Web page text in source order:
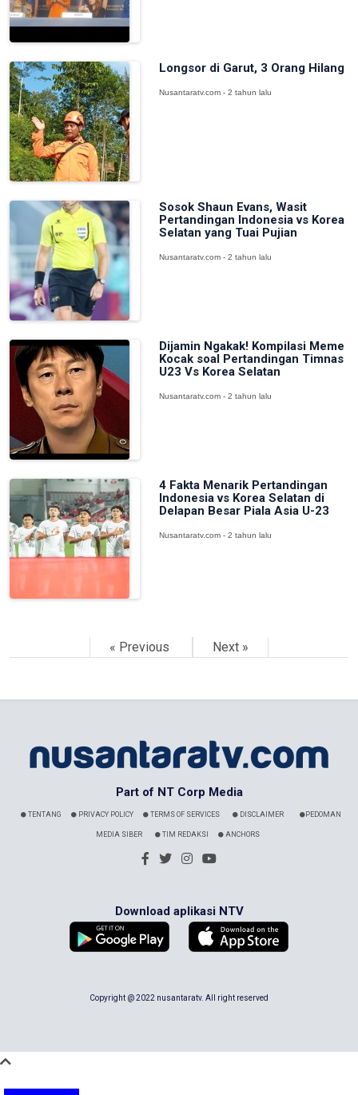
Longsor di Garut, 3 Orang Hilang
Nusantaratv.com - 2 tahun lalu
Sosok Shaun Evans, Wasit
Pertandingan Indonesia vs Korea
Selatan yang Tuai Pujian
Nusantaratv.com - 2 tahun lalu
Dijamin Ngakak! Kompilasi Meme
Kocak soal Pertandingan Timnas
U23 Vs Korea Selatan
Nusantaratv.com - 2 tahun lalu
4 Fakta Menarik Pertandingan
Indonesia vs Korea Selatan di
Delapan Besar Piala Asia U-23
Nusantaratv.com - 2 tahun lalu
« Previous Next »
Part of NT Corp Media
TENTANG PRIVACY POLICY TERMS OF SERVICES DISCLAIMER PEDOMAN
MEDIA SIBER TIM REDAKSI ANCHORS
Download aplikasi NTV
Copyright @ 2022 nusantaratv. All right reserved